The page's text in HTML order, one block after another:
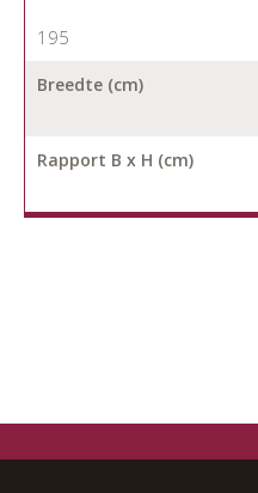
195
Breedte (cm)
Rapport B x H (cm)